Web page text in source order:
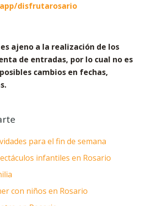
disfrutarosario
ajeno a la realización de los
de entradas, por lo cual no es
cambios en fechas,
para el fin de semana
infantiles en Rosario
con niños en Rosario